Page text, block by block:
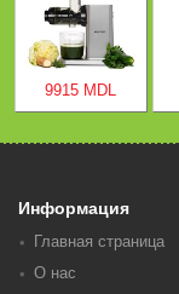
9915 MDL
Информация
Главная страница
О нас